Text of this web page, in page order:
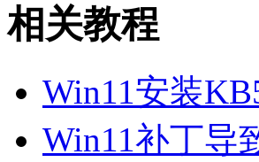
相关教程
Win11安装
Win11补丁导